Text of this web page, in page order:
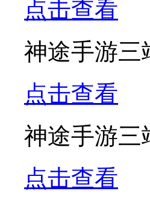
点击查看
神途手游三
点击查看
神途手游三
点击查看